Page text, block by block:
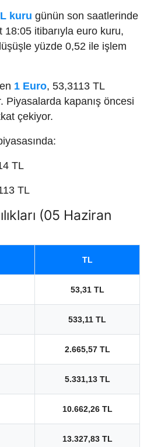
kuru günün son saatlerinde
itibarıyla euro kuru,
yüzde 0,52 ile işlem
1 Euro, 53,3113 TL
Piyasalarda kapanış öncesi
çekiyor.
TL
TL
(05 Haziran
TL
53,31 TL
533,11 TL
2.665,57 TL
5.331,13 TL
10.662,26 TL
13.327,83 TL